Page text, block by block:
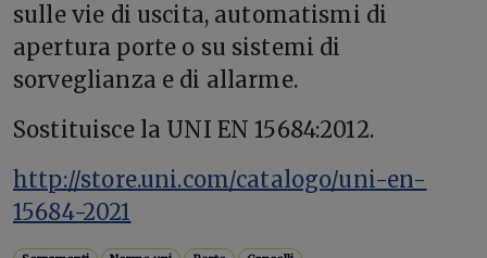
sulle vie di uscita, automatismi di
apertura porte o su sistemi di
sorveglianza e di allarme.
Sostituisce la UNI EN 15684:2012.
http://store.uni.com/catalogo/uni-en-
15684-2021